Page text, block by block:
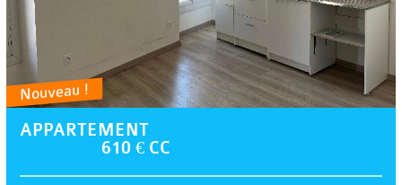
Nouveau !
APPARTEMENT
610 € CC